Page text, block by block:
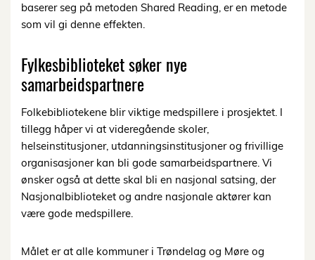
baserer seg på metoden Shared Reading, er en metode
som vil gi denne effekten.
Fylkesbiblioteket søker nye
samarbeidspartnere
Folkebibliotekene blir viktige medspillere i prosjektet. I
tillegg håper vi at videregående skoler,
helseinstitusjoner, utdanningsinstitusjoner og frivillige
organisasjoner kan bli gode samarbeidspartnere. Vi
ønsker også at dette skal bli en nasjonal satsing, der
Nasjonalbiblioteket og andre nasjonale aktører kan
være gode medspillere.
Målet er at alle kommuner i Trøndelag og Møre og